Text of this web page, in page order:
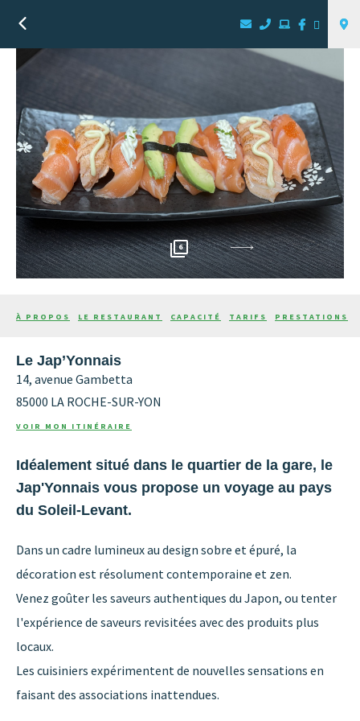
Suivant
6
À PROPOS LE RESTAURANT CAPACITÉ TARIFS PRESTATIONS
Le Jap’Yonnais
14, avenue Gambetta
85000 LA ROCHE-SUR-YON
VOIR MON ITINÉRAIRE
Idéalement situé dans le quartier de la gare, le
Jap'Yonnais vous propose un voyage au pays
du Soleil-Levant.
Dans un cadre lumineux au design sobre et épuré, la
décoration est résolument contemporaine et zen.
Venez goûter les saveurs authentiques du Japon, ou tenter
l'expérience de saveurs revisitées avec des produits plus
locaux.
Les cuisiniers expérimentent de nouvelles sensations en
faisant des associations inattendues.